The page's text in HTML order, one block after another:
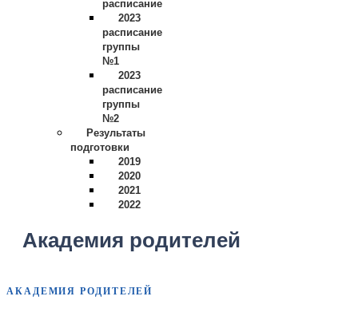
расписание
2023
расписание
группы
№1
2023
расписание
группы
№2
Результаты
подготовки
2019
2020
2021
2022
Академия родителей
АКАДЕМИЯ РОДИТЕЛЕЙ